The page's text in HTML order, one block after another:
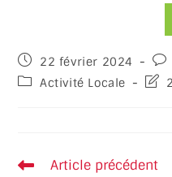
22 février 2024
Activité Locale
Article précédent